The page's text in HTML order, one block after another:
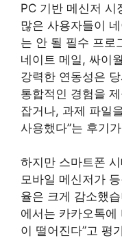
PC 기반 메신저 시
많은 사용자들이
는 안 될 필수 프로
네이트 메일, 싸이
강력한 연동성은
통합적인 경험을
잡거나, 과제 파일
사용했다”는 후기
하지만 스마트폰
모바일 메신저가
율은 크게 감소했
에서는 카카오톡
이 떨어진다”고 평